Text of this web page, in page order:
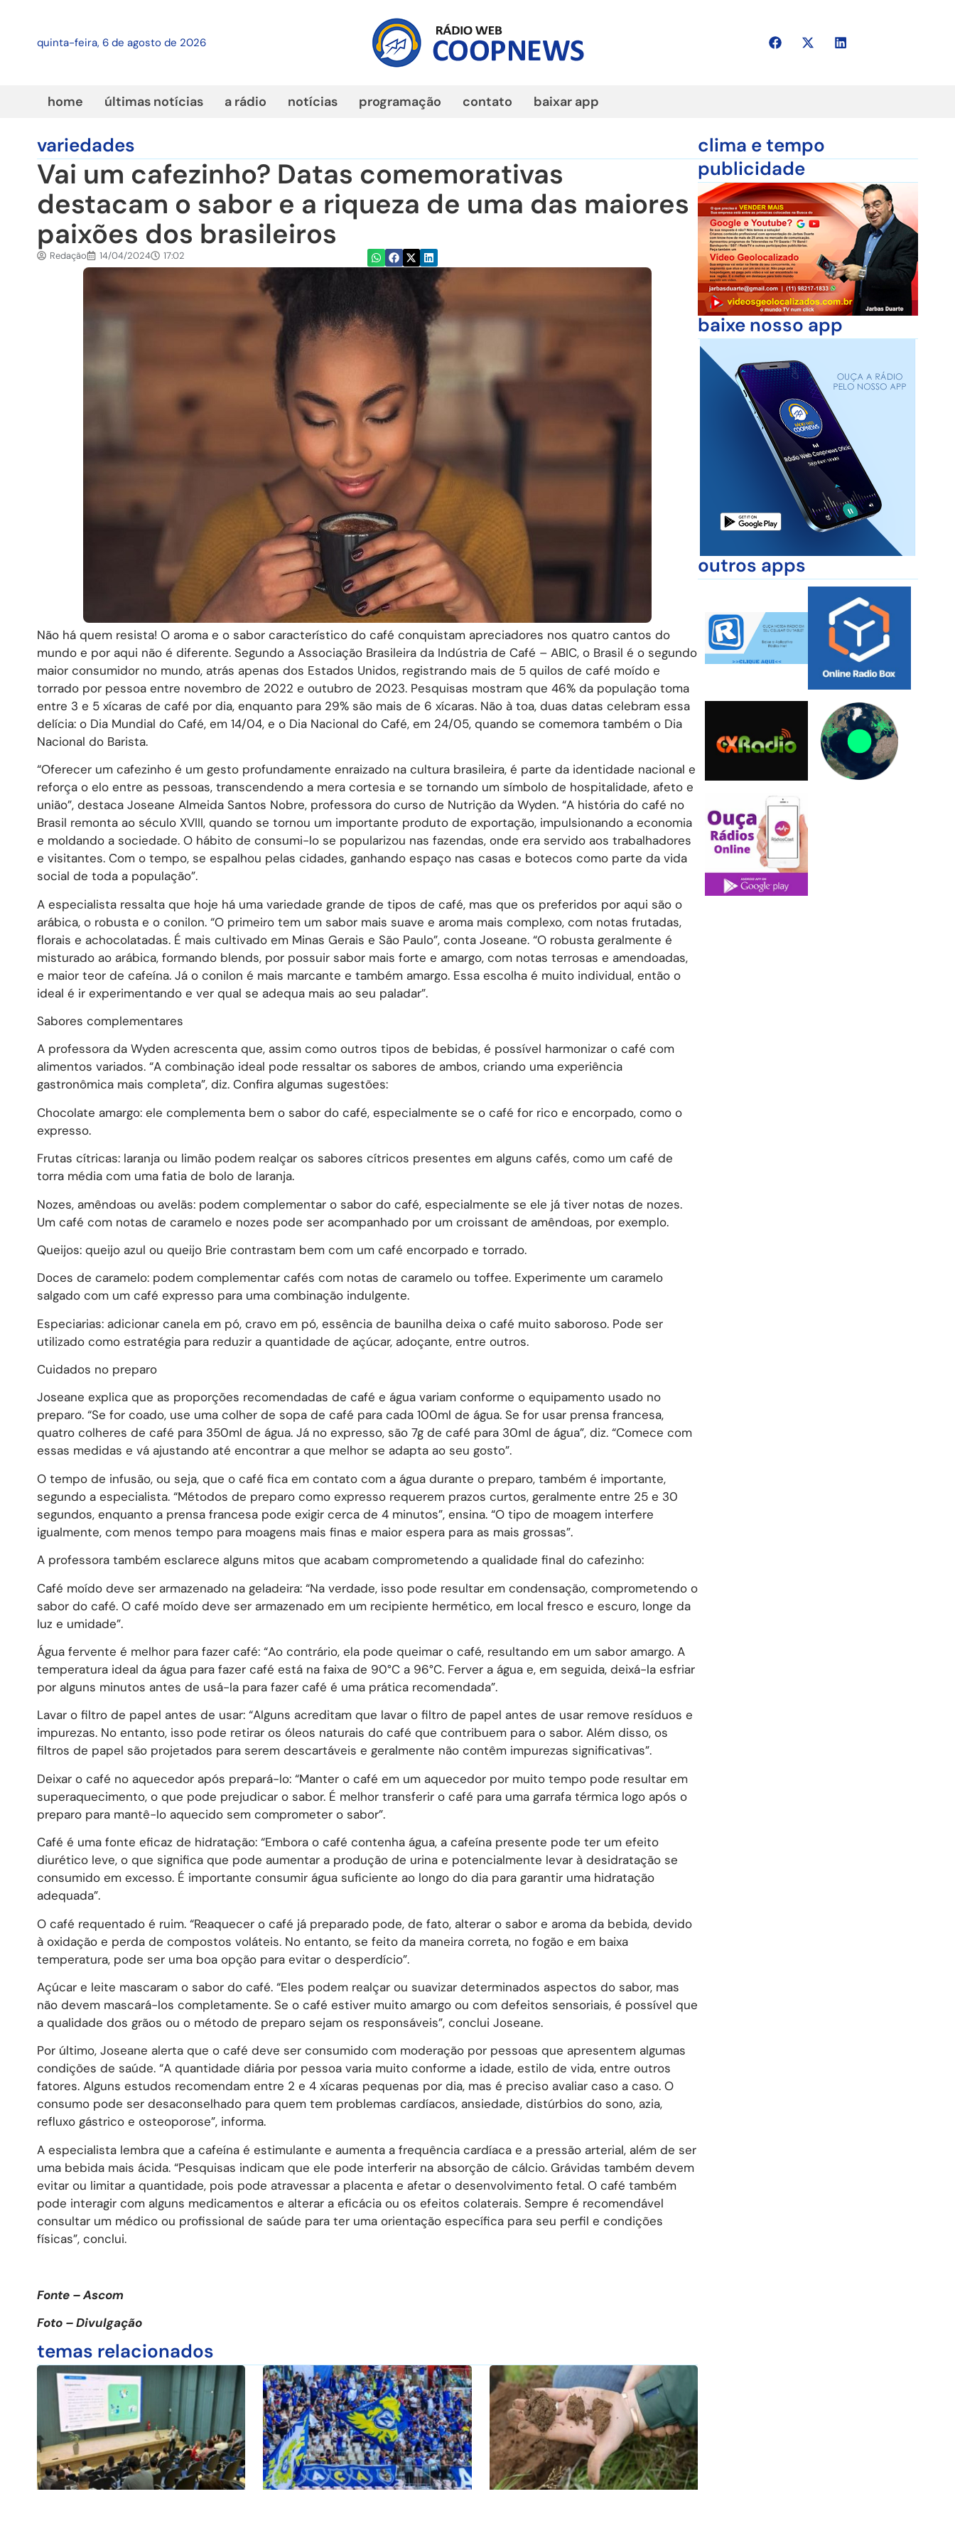
quinta-feira, 6 de agosto de 2026
home últimas notícias a rádio notícias programação contato baixar app
variedades
Vai um cafezinho? Datas comemorativas
destacam o sabor e a riqueza de uma das maiores
paixões dos brasileiros
Redação 14/04/2024 17:02
Não há quem resista! O aroma e o sabor característico do café conquistam apreciadores nos quatro cantos do
mundo e por aqui não é diferente. Segundo a Associação Brasileira da Indústria de Café – ABIC, o Brasil é o segundo
maior consumidor no mundo, atrás apenas dos Estados Unidos, registrando mais de 5 quilos de café moído e
torrado por pessoa entre novembro de 2022 e outubro de 2023. Pesquisas mostram que 46% da população toma
entre 3 e 5 xícaras de café por dia, enquanto para 29% são mais de 6 xícaras. Não à toa, duas datas celebram essa
delícia: o Dia Mundial do Café, em 14/04, e o Dia Nacional do Café, em 24/05, quando se comemora também o Dia
Nacional do Barista.
“Oferecer um cafezinho é um gesto profundamente enraizado na cultura brasileira, é parte da identidade nacional e
reforça o elo entre as pessoas, transcendendo a mera cortesia e se tornando um símbolo de hospitalidade, afeto e
união”, destaca Joseane Almeida Santos Nobre, professora do curso de Nutrição da Wyden. “A história do café no
Brasil remonta ao século XVIII, quando se tornou um importante produto de exportação, impulsionando a economia
e moldando a sociedade. O hábito de consumi-lo se popularizou nas fazendas, onde era servido aos trabalhadores
e visitantes. Com o tempo, se espalhou pelas cidades, ganhando espaço nas casas e botecos como parte da vida
social de toda a população”.
A especialista ressalta que hoje há uma variedade grande de tipos de café, mas que os preferidos por aqui são o
arábica, o robusta e o conilon. “O primeiro tem um sabor mais suave e aroma mais complexo, com notas frutadas,
florais e achocolatadas. É mais cultivado em Minas Gerais e São Paulo”, conta Joseane. “O robusta geralmente é
misturado ao arábica, formando blends, por possuir sabor mais forte e amargo, com notas terrosas e amendoadas,
e maior teor de cafeína. Já o conilon é mais marcante e também amargo. Essa escolha é muito individual, então o
ideal é ir experimentando e ver qual se adequa mais ao seu paladar”.
Sabores complementares
A professora da Wyden acrescenta que, assim como outros tipos de bebidas, é possível harmonizar o café com
alimentos variados. “A combinação ideal pode ressaltar os sabores de ambos, criando uma experiência
gastronômica mais completa”, diz. Confira algumas sugestões:
Chocolate amargo: ele complementa bem o sabor do café, especialmente se o café for rico e encorpado, como o
expresso.
Frutas cítricas: laranja ou limão podem realçar os sabores cítricos presentes em alguns cafés, como um café de
torra média com uma fatia de bolo de laranja.
Nozes, amêndoas ou avelãs: podem complementar o sabor do café, especialmente se ele já tiver notas de nozes.
Um café com notas de caramelo e nozes pode ser acompanhado por um croissant de amêndoas, por exemplo.
Queijos: queijo azul ou queijo Brie contrastam bem com um café encorpado e torrado.
Doces de caramelo: podem complementar cafés com notas de caramelo ou toffee. Experimente um caramelo
salgado com um café expresso para uma combinação indulgente.
Especiarias: adicionar canela em pó, cravo em pó, essência de baunilha deixa o café muito saboroso. Pode ser
utilizado como estratégia para reduzir a quantidade de açúcar, adoçante, entre outros.
Cuidados no preparo
Joseane explica que as proporções recomendadas de café e água variam conforme o equipamento usado no
preparo. “Se for coado, use uma colher de sopa de café para cada 100ml de água. Se for usar prensa francesa,
quatro colheres de café para 350ml de água. Já no expresso, são 7g de café para 30ml de água”, diz. “Comece com
essas medidas e vá ajustando até encontrar a que melhor se adapta ao seu gosto”.
O tempo de infusão, ou seja, que o café fica em contato com a água durante o preparo, também é importante,
segundo a especialista. “Métodos de preparo como expresso requerem prazos curtos, geralmente entre 25 e 30
segundos, enquanto a prensa francesa pode exigir cerca de 4 minutos”, ensina. “O tipo de moagem interfere
igualmente, com menos tempo para moagens mais finas e maior espera para as mais grossas”.
A professora também esclarece alguns mitos que acabam comprometendo a qualidade final do cafezinho:
Café moído deve ser armazenado na geladeira: “Na verdade, isso pode resultar em condensação, comprometendo o
sabor do café. O café moído deve ser armazenado em um recipiente hermético, em local fresco e escuro, longe da
luz e umidade”.
Água fervente é melhor para fazer café: “Ao contrário, ela pode queimar o café, resultando em um sabor amargo. A
temperatura ideal da água para fazer café está na faixa de 90°C a 96°C. Ferver a água e, em seguida, deixá-la esfriar
por alguns minutos antes de usá-la para fazer café é uma prática recomendada”.
Lavar o filtro de papel antes de usar: “Alguns acreditam que lavar o filtro de papel antes de usar remove resíduos e
impurezas. No entanto, isso pode retirar os óleos naturais do café que contribuem para o sabor. Além disso, os
filtros de papel são projetados para serem descartáveis e geralmente não contêm impurezas significativas”.
Deixar o café no aquecedor após prepará-lo: “Manter o café em um aquecedor por muito tempo pode resultar em
superaquecimento, o que pode prejudicar o sabor. É melhor transferir o café para uma garrafa térmica logo após o
preparo para mantê-lo aquecido sem comprometer o sabor”.
Café é uma fonte eficaz de hidratação: “Embora o café contenha água, a cafeína presente pode ter um efeito
diurético leve, o que significa que pode aumentar a produção de urina e potencialmente levar à desidratação se
consumido em excesso. É importante consumir água suficiente ao longo do dia para garantir uma hidratação
adequada”.
O café requentado é ruim. “Reaquecer o café já preparado pode, de fato, alterar o sabor e aroma da bebida, devido
à oxidação e perda de compostos voláteis. No entanto, se feito da maneira correta, no fogão e em baixa
temperatura, pode ser uma boa opção para evitar o desperdício”.
Açúcar e leite mascaram o sabor do café. “Eles podem realçar ou suavizar determinados aspectos do sabor, mas
não devem mascará-los completamente. Se o café estiver muito amargo ou com defeitos sensoriais, é possível que
a qualidade dos grãos ou o método de preparo sejam os responsáveis”, conclui Joseane.
Por último, Joseane alerta que o café deve ser consumido com moderação por pessoas que apresentem algumas
condições de saúde. “A quantidade diária por pessoa varia muito conforme a idade, estilo de vida, entre outros
fatores. Alguns estudos recomendam entre 2 e 4 xícaras pequenas por dia, mas é preciso avaliar caso a caso. O
consumo pode ser desaconselhado para quem tem problemas cardíacos, ansiedade, distúrbios do sono, azia,
refluxo gástrico e osteoporose”, informa.
A especialista lembra que a cafeína é estimulante e aumenta a frequência cardíaca e a pressão arterial, além de ser
uma bebida mais ácida. “Pesquisas indicam que ele pode interferir na absorção de cálcio. Grávidas também devem
evitar ou limitar a quantidade, pois pode atravessar a placenta e afetar o desenvolvimento fetal. O café também
pode interagir com alguns medicamentos e alterar a eficácia ou os efeitos colaterais. Sempre é recomendável
consultar um médico ou profissional de saúde para ter uma orientação específica para seu perfil e condições
físicas”, conclui.
Fonte – Ascom
Foto – Divulgação
temas relacionados
clima e tempo
publicidade
baixe nosso app
outros apps